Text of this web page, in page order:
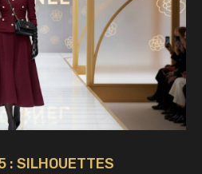
: SILHOUETTES